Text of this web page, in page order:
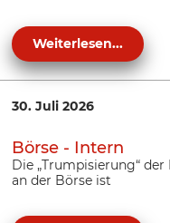
Weiterlesen...
30. Juli 2026
Börse - Intern
Die „Trumpisierung“
an der Börse ist